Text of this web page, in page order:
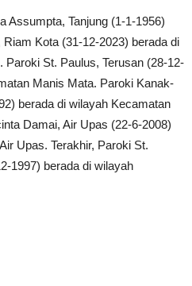
Assumpta, Tanjung (1-1-1956)
Kota (31-12-2023) berada di
St. Paulus, Terusan (28-12-
Manis Mata. Paroki Kanak-
berada di wilayah Kecamatan
Damai, Air Upas (22-6-2008)
Upas. Terakhir, Paroki St.
1997) berada di wilayah